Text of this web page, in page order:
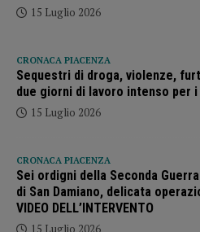
15 Luglio 2026
CRONACA PIACENZA
Sequestri di droga, violenze,
due giorni di lavoro intenso per
15 Luglio 2026
CRONACA PIACENZA
Sei ordigni della Seconda
di San Damiano, delicata
VIDEO DELL’INTERVENTO
15 Luglio 2026